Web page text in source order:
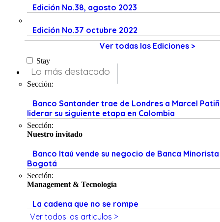
Edición No.38, agosto 2023
Edición No.37 octubre 2022
Ver todas las Ediciones >
Stay
Lo más destacado
Sección:
Banco Santander trae de Londres a Marcel
liderar su siguiente etapa en Colombia
Sección:
Nuestro invitado
Banco Itaú vende su negocio de Banca
Bogotá
Sección:
Management & Tecnología
La cadena que no se rompe
Ver todos los articulos >